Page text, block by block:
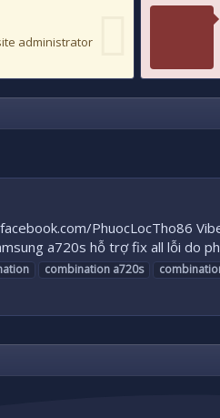
administrator
PhuocLocTho86
a720s hỗ trợ fix all lỗi do
combination a720s